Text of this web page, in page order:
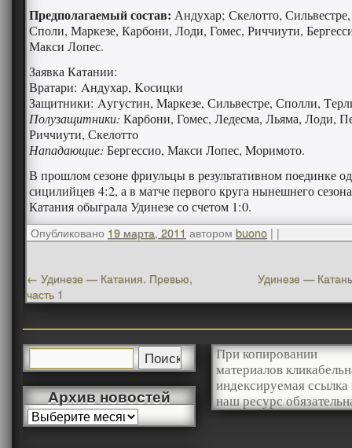
Предполагаемый состав: Андухар; Скелотто, Сильвестре,
Споли, Маркезе, Карбони, Лоди, Гомес, Риччиути,
Макси Лопес.
Заявка Катании:
Вратари: Aндухар, Koсицки
Защитники: Aугустин, Maркезе, Сильвестре, Сполли,
Полузащитники: Карбони, Гомес, Ледесма, Льяма, Лоди,
Риччиути, Скелотто
Нападающие: Бергессио, Макси Лопес, Moримото.
В прошлом сезоне фриульцы в результативном поединке
сицилийцев 4:2, а в матче первого круга нынешнего сезона
Катания обыграла Удинезе со счетом 1:0.
Опубликовано 19 марта, 2011 автором buono | |
← Удинезе — Катания. Превью,
часть 1
Удинезе —
Архив новостей
При копировании
материалов
индексируемая ссылка
наш ресурс